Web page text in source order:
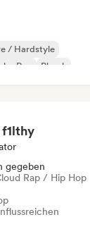
/ Hardstyle
Rap
Phonk
f1lthy
gegeben
Rap / Hip Hop